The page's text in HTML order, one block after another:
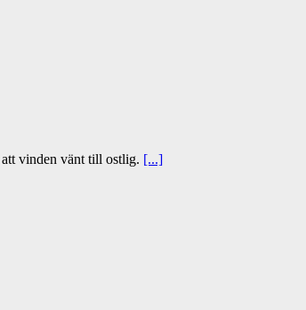
vinden vänt till ostlig. [...]